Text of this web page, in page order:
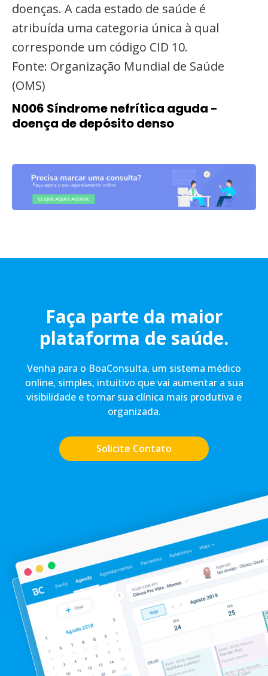
doenças. A cada estado de saúde é
atribuída uma categoria única à qual
corresponde um código CID 10.
Fonte: Organização Mundial de Saúde
(OMS)
N006 Síndrome nefrítica aguda -
doença de depósito denso
Faça parte da maior
plataforma de saúde.
Venha para o BoaConsulta, um sistema médico
online, simples, intuitivo que vai aumentar a sua
visibilidade e tornar sua clínica mais produtiva e
organizada.
Solicite Contato